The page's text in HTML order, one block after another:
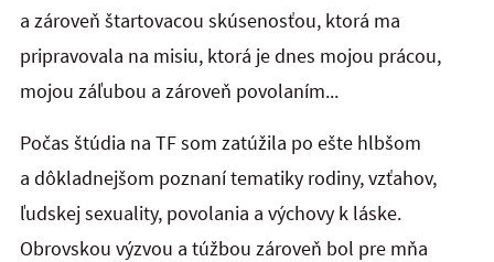
a zároveň štartovacou skúsenosťou, ktorá ma
pripravovala na misiu, ktorá je dnes mojou prácou,
mojou záľubou a zároveň povolaním...
Počas štúdia na TF som zatúžila po ešte hlbšom
a dôkladnejšom poznaní tematiky rodiny, vzťahov,
ľudskej sexuality, povolania a výchovy k láske.
Obrovskou výzvou a túžbou zároveň bol pre mňa